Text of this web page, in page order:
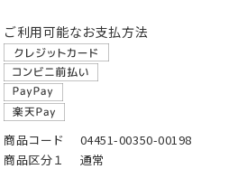
ご利用可能なお支払方法
商品コード
04451-00350-00198
商品区分１
通常